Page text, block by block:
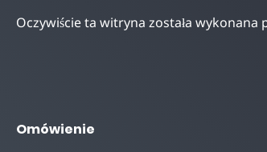
Oczywiście ta witryna została wykonana
Omówienie